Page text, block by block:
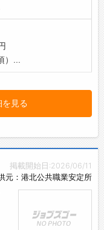
）...
を見る
掲載開始日:2026/06/11
元：港北公共職業安定所